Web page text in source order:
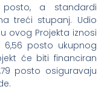
a standardi
treći stupanj. Udio
ovog Projekta iznosi
6,56 posto ukupnog
će biti financiran
posto osiguravaju